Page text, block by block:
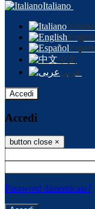
Italiano
Italiano
English
中文
عربى
Accedi
Accedi
button close ×
Password dimenticata?